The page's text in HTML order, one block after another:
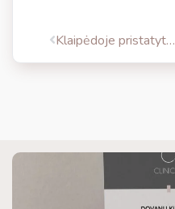
Klaipėdoje pristatyta revoliucinė naujiena – genetinė odos analizė